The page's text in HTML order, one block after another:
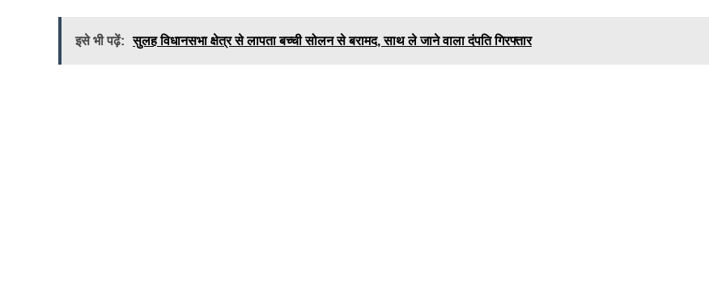
इसे भी पढ़ें: सुलह विधानसभा क्षेत्र से लापता बच्ची सोलन से बरामद, साथ ले जाने वाला दंपति गिरफ्तार